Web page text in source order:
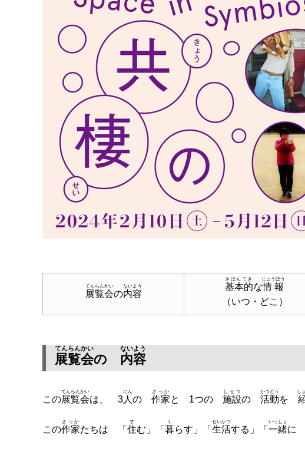
展覧会
てんらんかい
の内容
ないよう 基本的
きほんてき
な情報
じょうほう
（いつ・どこ）
展覧会
てんらんかい
の 内容
ないよう
この展覧会
てんらんかい
は、 3人
にん
の 作家
さっか
と 1つの 施設
しせつ
の 活動
かつどう
を
し
この作家
さっか
たちは 「 住
す
む」「 暮
く
らす」「 生活
せいかつ
する」「 一緒
いっしょ
に